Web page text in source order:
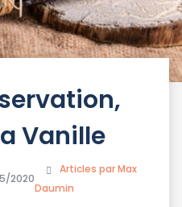
Vanille
2020
Articles par Max
Daumin